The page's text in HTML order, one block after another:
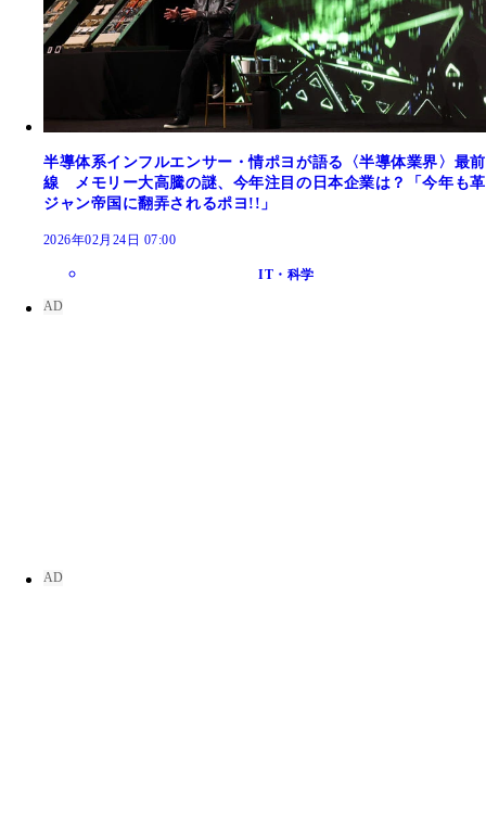
半導体系インフルエンサー・情ポヨが語る〈半導体業界〉最前
線 メモリー大高騰の謎、今年注目の日本企業は？「今年も革
ジャン帝国に翻弄されるポヨ!!」
2026年02月24日 07:00
IT・科学